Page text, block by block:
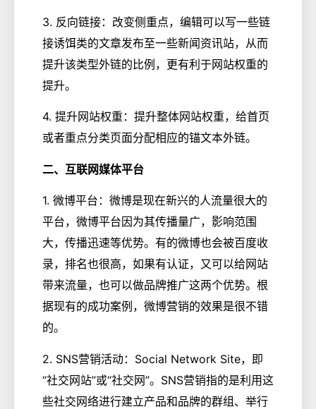
3. 反向链接：改变侧重点，编辑可以写一些链
接诱饵类的文章发布至一些新闻资讯站，从而
提升该类型外链的比例，更有利于网站权重的
提升。
4. 提升网站权重：提升整体网站权重，给首页
或者重点分类页面分配相应的锚文本外链。
二、互联网媒体平台
1. 微博平台：微博是现在新兴的人流量很大的
平台，微博平台因为其传播量广，影响范围
大，传播迅速等优势。有的微博也会被百度收
录，排名也很高，如果有认证，又可以给网站
带来流量，也可以做品牌推广这两个优势。根
据现有的成功案例，微博营销的效果是很不错
的。
2. SNS营销活动：Social Network Site，即
“社交网站”或“社交网”。SNS营销指的是利用这
些社交网络进行建立产品和品牌的群组、举行